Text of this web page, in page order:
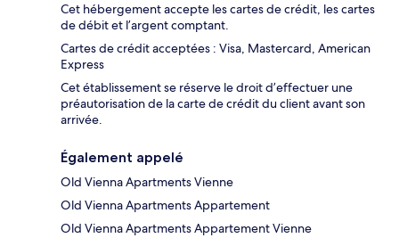
Cet hébergement accepte les cartes de crédit, les cartes
de débit et l’argent comptant.
Cartes de crédit acceptées : Visa, Mastercard, American
Express
Cet établissement se réserve le droit d’effectuer une
préautorisation de la carte de crédit du client avant son
arrivée.
Également appelé
Old Vienna Apartments Vienne
Old Vienna Apartments Appartement
Old Vienna Apartments Appartement Vienne